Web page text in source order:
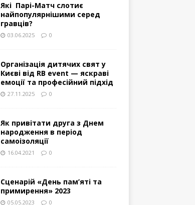
Які Парі-Матч слотиє
найпопулярнішими серед
гравців?
03.06.2025 0
Організація дитячих свят у
Києві від RB event — яскраві
емоції та професійний підхід
27.11.2025 0
Як привітати друга з Днем
народження в період
самоізоляції
16.04.2021 0
Сценарій «День пам’яті та
примирення» 2023
05.05.2023 0